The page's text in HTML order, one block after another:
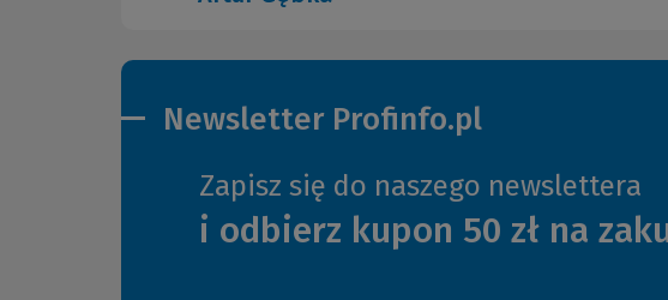
Newsletter Profinfo.pl
Zapisz się do naszego newslettera
i odbierz kupon 50 zł na